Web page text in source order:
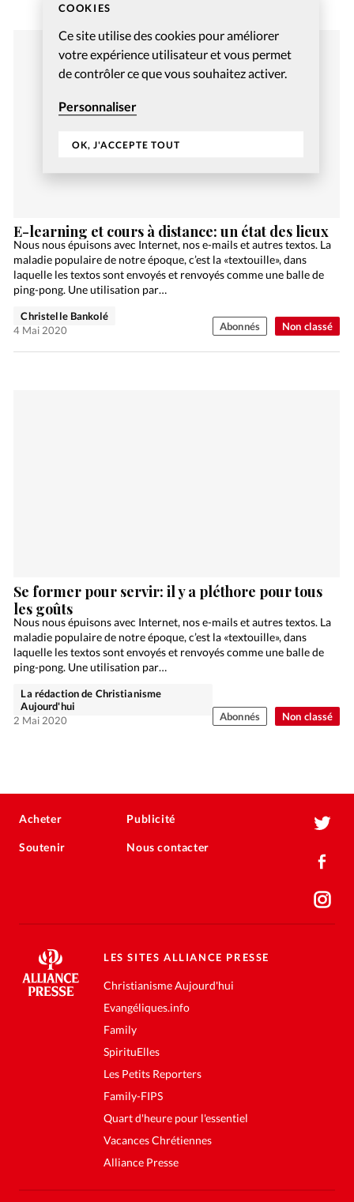
COOKIES
Ce site utilise des cookies pour améliorer
votre expérience utilisateur et vous permet
de contrôler ce que vous souhaitez activer.
Personnaliser
OK, J'ACCEPTE TOUT
Non classé
E-learning et cours à distance: un état des lieux
Nous nous épuisons avec Internet, nos e-mails et autres textos. La
maladie populaire de notre époque, c’est la «textouille», dans
laquelle les textos sont envoyés et renvoyés comme une balle de
ping-pong. Une utilisation par…
Christelle Bankolé
4 Mai 2020
Abonnés
Non classé
Se former pour servir: il y a pléthore pour tous
les goûts
Nous nous épuisons avec Internet, nos e-mails et autres textos. La
maladie populaire de notre époque, c’est la «textouille», dans
laquelle les textos sont envoyés et renvoyés comme une balle de
ping-pong. Une utilisation par…
La rédaction de Christianisme
Aujourd'hui
2 Mai 2020
Abonnés
Acheter
Soutenir
Publicité
Nous contacter
LES SITES ALLIANCE PRESSE
Christianisme Aujourd'hui
Evangéliques.info
Family
SpirituElles
Les Petits Reporters
Family-FIPS
Quart d'heure pour l'essentiel
Vacances Chrétiennes
Alliance Presse